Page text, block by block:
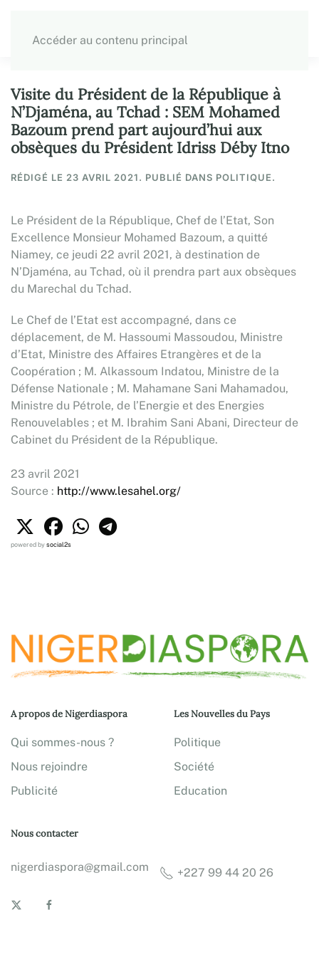
Accéder au contenu principal
Visite du Président de la République à
N’Djaména, au Tchad : SEM Mohamed
Bazoum prend part aujourd’hui aux
obsèques du Président Idriss Déby Itno
RÉDIGÉ LE 23 AVRIL 2021. PUBLIÉ DANS POLITIQUE.
Le Président de la République, Chef de l’Etat, Son
Excellence Monsieur Mohamed Bazoum, a quitté
Niamey, ce jeudi 22 avril 2021, à destination de
N’Djaména, au Tchad, où il prendra part aux obsèques
du Marechal du Tchad.
Le Chef de l’Etat est accompagné, dans ce
déplacement, de M. Hassoumi Massoudou, Ministre
d’Etat, Ministre des Affaires Etrangères et de la
Coopération ; M. Alkassoum Indatou, Ministre de la
Défense Nationale ; M. Mahamane Sani Mahamadou,
Ministre du Pétrole, de l’Energie et des Energies
Renouvelables ; et M. Ibrahim Sani Abani, Directeur de
Cabinet du Président de la République.
23 avril 2021
Source : http://www.lesahel.org/
powered bysocial2s
A propos de Nigerdiaspora
Qui sommes-nous ?
Nous rejoindre
Publicité
Les Nouvelles du Pays
Politique
Société
Education
Nous contacter
nigerdiaspora@gmail.com +227 99 44 20 26